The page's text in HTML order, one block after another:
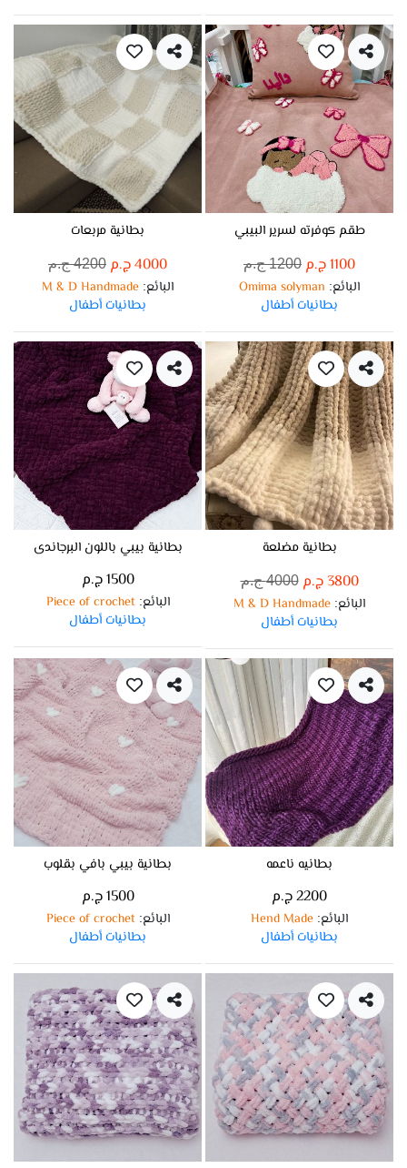
طقم كوفرته لسرير البيبي
1100 ج.م 1200 ج.م
البائع:
Omima solyman
بطانيات أطفال
بطانية مربعات
4000 ج.م 4200 ج.م
البائع:
M & D Handmade
بطانيات أطفال
بطانية مضلعة
3800 ج.م 4000 ج.م
البائع:
M & D Handmade
بطانيات أطفال
بطانية بيبي باللون البرجاندى
1500 ج.م
البائع:
Piece of crochet
بطانيات أطفال
بطانيه ناعمه
2200 ج.م
البائع:
Hend Made
بطانيات أطفال
بطانية بيبي بافي بقلوب
1500 ج.م
البائع:
Piece of crochet
بطانيات أطفال